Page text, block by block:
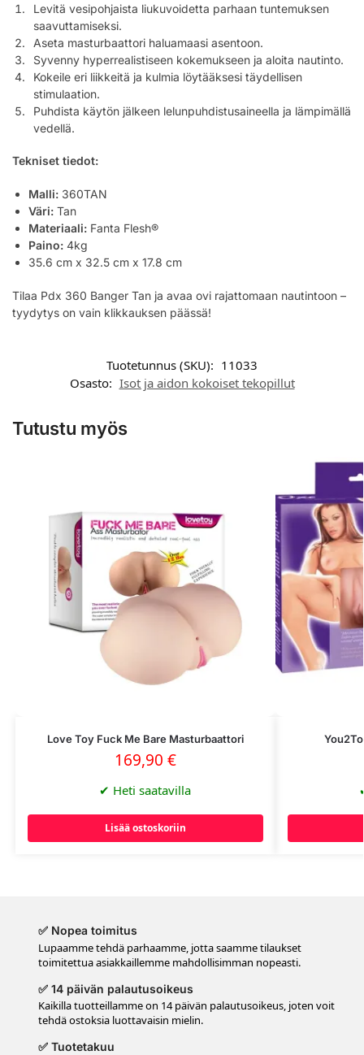
Levitä vesipohjaista liukuvoidetta parhaan tuntemuksen
saavuttamiseksi.
Aseta masturbaattori haluamaasi asentoon.
Syvenny hyperrealistiseen kokemukseen ja aloita nautinto.
Kokeile eri liikkeitä ja kulmia löytääksesi täydellisen
stimulaation.
Puhdista käytön jälkeen lelunpuhdistusaineella ja lämpimällä
vedellä.
Tekniset tiedot:
Malli: 360TAN
Väri: Tan
Materiaali: Fanta Flesh®
Paino: 4kg
35.6 cm x 32.5 cm x 17.8 cm
Tilaa Pdx 360 Banger Tan ja avaa ovi rajattomaan nautintoon –
tyydytys on vain klikkauksen päässä!
Tuotetunnus (SKU): 11033
Osasto: Isot ja aidon kokoiset tekopillut
Tutustu myös
Love Toy Fuck Me Bare Masturbaattori
169,90 €
✔ Heti saatavilla
Lisää ostoskoriin
✅ Nopea toimitus
Lupaamme tehdä parhaamme, jotta saamme tilaukset
toimitettua asiakkaillemme mahdollisimman nopeasti.
✅ 14 päivän palautusoikeus
Kaikilla tuotteillamme on 14 päivän palautusoikeus, joten voit
tehdä ostoksia luottavaisin mielin.
✅ Tuotetakuu